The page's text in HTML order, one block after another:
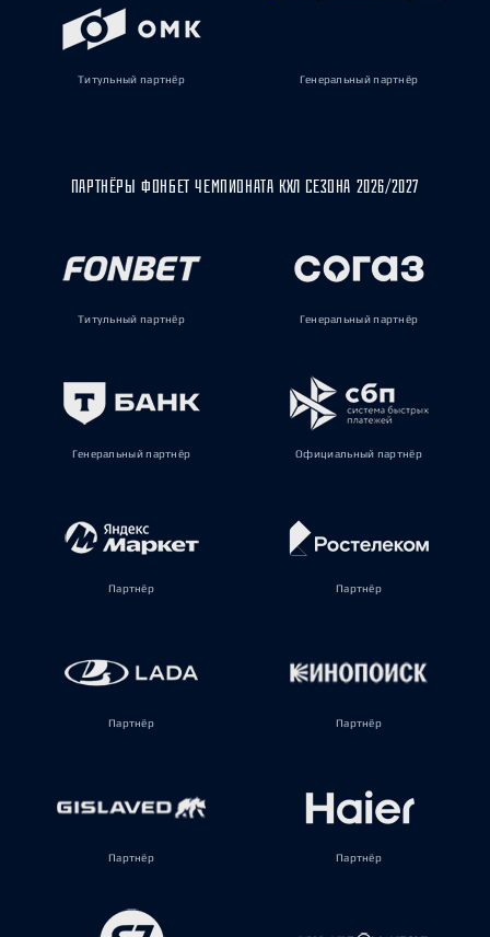
Титульный партнёр Генеральный партнёр
ПАРТНЁРЫ ФОНБЕТ ЧЕМПИОНАТА КХЛ СЕЗОНА 2026/2027
Титульный партнёр Генеральный партнёр
Генеральный партнёр Официальный партнёр
Партнёр Партнёр
Партнёр Партнёр
Партнёр Партнёр